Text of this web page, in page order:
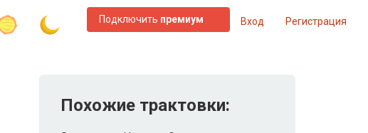
Подключить премиум Вход Регистрация
Похожие трактовки: